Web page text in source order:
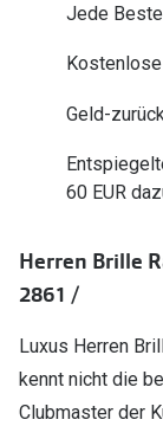
Transitions Gläser
Zubehör
Brillenetuis
Brillenkettchen
Jede
Geld-
60 EUR
Herren Brille
2861 /
Luxus Herren
kennt nicht die
Clubmaster der